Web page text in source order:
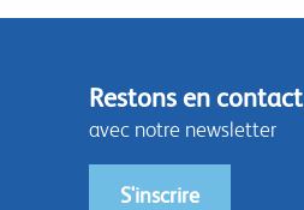
Restons en contact
avec notre newsletter
S'inscrire